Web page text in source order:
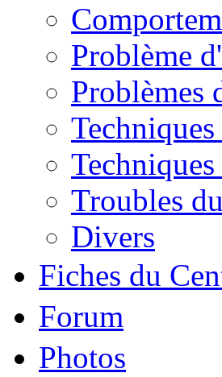
Problème
Problèmes
Troubles
Divers
Fiches du
Forum
Photos